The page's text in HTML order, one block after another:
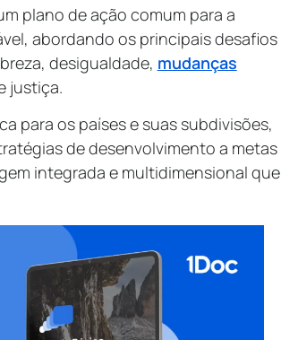
plano de ação comum para a
abordando os principais desafios
desigualdade, mudanças
justiça.
para os países e suas subdivisões,
de desenvolvimento a metas
integrada e multidimensional que